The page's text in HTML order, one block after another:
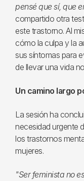
pensé que sí, que
compartido otra
este trastorno. Al
cómo la culpa y la
sus síntomas para
de llevar una vida
Un camino largo
La sesión ha
necesidad urgente
los trastornos
mujeres.
"Ser feminista no